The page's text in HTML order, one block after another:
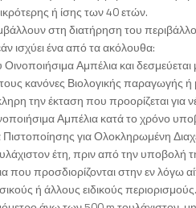
ή ίσης των 40 ετών.
στη διατήρηση του
ισχύει ένα από τα ακόλουθα:
Οινοποιήσιμα Αμπέλια και
κανόνες Βιολογικής
την έκταση που προορίζεται για
Αμπέλια κατά το χρόνο
για Ολοκληρωμένη
έτη, πριν από την υποβολή
που προσδιορίζονται στην εν λόγω
ή άλλους ειδικούς περιορισμούς.